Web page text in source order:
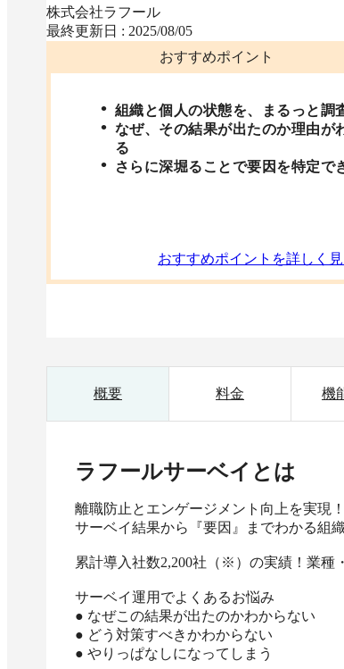
株式会社ラフール
最終更新日 : 2025/08/05
おすすめポイント
組織と個人の状態を、まるっと調
なぜ、その結果が出たのか理由が
る
さらに深堀ることで要因を特定で
おすすめポイントを詳しく
概要 料金 機
ラフールサーベイ とは
離職防止とエンゲージメント向上を実現！
サーベイ結果から『要因』までわかる組
累計導入社数2,200社（※）の実績！業種
サーベイ運用でよくあるお悩み
● なぜこの結果が出たのかわからない
● どう対策すべきかわからない
● やりっぱなしになってしまう